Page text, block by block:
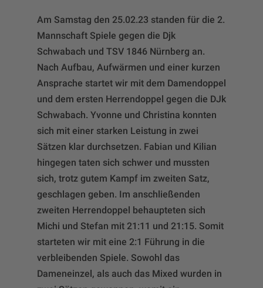
Am Samstag den 25.02.23 standen für die 2.
Mannschaft Spiele gegen die Djk
Schwabach und TSV 1846 Nürnberg an.
Nach Aufbau, Aufwärmen und einer kurzen
Ansprache startet wir mit dem Damendoppel
und dem ersten Herrendoppel gegen die DJk
Schwabach. Yvonne und Christina konnten
sich mit einer starken Leistung in zwei
Sätzen klar durchsetzen. Fabian und Kilian
hingegen taten sich schwer und mussten
sich, trotz gutem Kampf im zweiten Satz,
geschlagen geben. Im anschließenden
zweiten Herrendoppel behaupteten sich
Michi und Stefan mit 21:11 und 21:15. Somit
starteten wir mit eine 2:1 Führung in die
verbleibenden Spiele. Sowohl das
Dameneinzel, als auch das Mixed wurden in